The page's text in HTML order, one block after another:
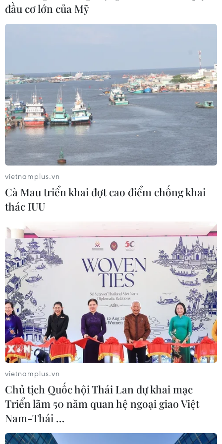
đầu cơ lớn của Mỹ
vietnamplus.vn
Cà Mau triển khai đợt cao điểm chống khai
thác IUU
vietnamplus.vn
Chủ tịch Quốc hội Thái Lan dự khai mạc
Triển lãm 50 năm quan hệ ngoại giao Việt
Nam-Thái …